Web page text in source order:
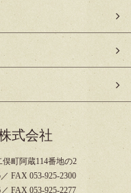
式会社
町阿蔵114番地の2
FAX 053-925-2300
FAX 053-925-2277